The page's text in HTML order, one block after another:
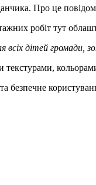
Про це
робіт тут
дітей громади,
безпечне